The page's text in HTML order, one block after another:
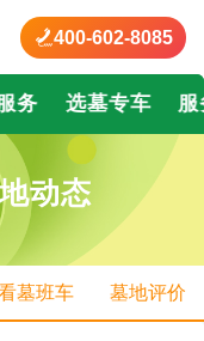
400-602-8085
务 选墓专车
动态
墓班车 墓地评价